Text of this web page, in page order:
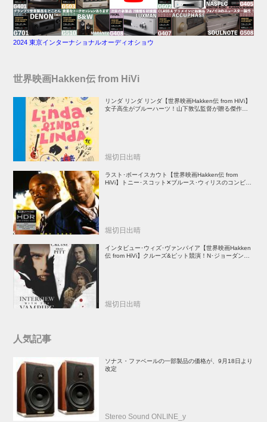
2024 東京インターナショナルオーディオショウ
世界映画Hakken伝 from HiVi
リンダ リンダ リンダ【世界映画Hakken伝 from HiVi】
女子高生がブルーハーツ！山下敦弘監督が贈る傑作青春
堀切日出晴
ラスト･ボーイスカウト【世界映画Hakken伝 from
HiVi】トニー･スコット✕ブルース･ウィリスのコンビが
堀切日出晴
インタビュー･ウィズ･ヴァンパイア【世界映画Hakken
伝 from HiVi】クルーズ&ピット競演！N･ジョーダン監
堀切日出晴
人気記事
ソナス・ファベールの一部製品の価格が、9月18日より
改定
Stereo Sound ONLINE_y